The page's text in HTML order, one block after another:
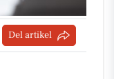
Del artikel